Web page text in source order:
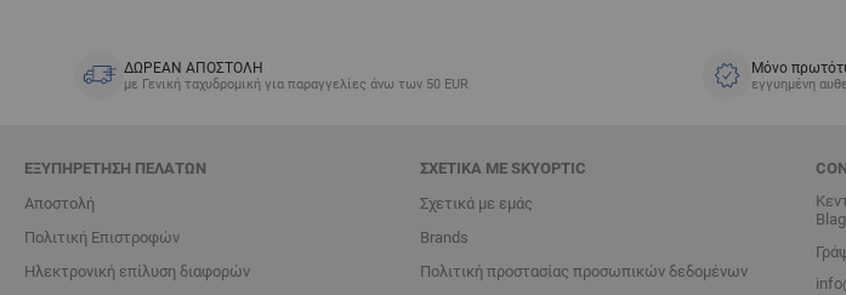
ΔΩΡΕΑΝ ΑΠΟΣΤΟΛΗ
με Γενική ταχυδρομική για παραγγελίες άνω των 50 EUR
Μόνο
εγγυημένη
ΕΞΥΠΗΡΈΤΗΣΗ ΠΕΛΑΤΏΝ
Αποστολή
Πολιτική Επιστροφών
Ηλεκτρονική επίλυση διαφορών
ΣΧΕΤΙΚΆ ΜΕ SKYOPTIC
Σχετικά με εμάς
Brands
Πολιτική προστασίας προσωπικών δεδομένων